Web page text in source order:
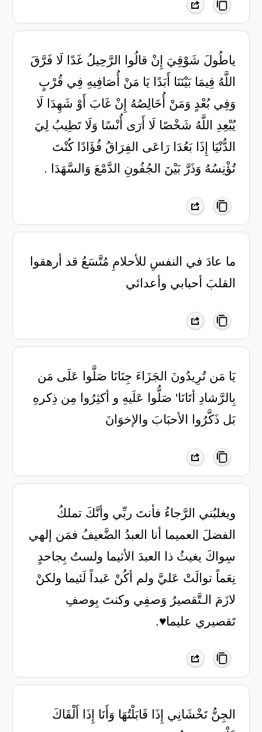
ياطُولَ شَوْقِيَ إِنْ قالُوا الرَّحِيلُ غَدًا لَا فَرَّقَ
اللَّهُ فِيمَا بَيْنَنَا أَبَدًا يَا مَنْ أُصَافِيهِ فِي قُرْبٍ
وَفِي بُعْدٍ وَمَنْ أُخَالِصُهُ إِنْ غَابَ أَوْ شَهِدَا لَا
يُبْعِدِ اللَّهُ شَخْصًا لَا أَرَى أُنْسًا وَلَا تَطِيبُ لِيَ
الدُّنْيَا إِذَا بَعُدَا رَاعَى الفِرَاقُ فُؤَادًا كُنْتَ
تُؤْنِسُهُ وَذَرَّ بَيْنَ الجُفُونِ الدَّمْعَ وَالسَّهَدَا .
‏ما عادَ في النفسِ للأحلامِ مُتَّسَعُ قد أرهقوا
القلبَ أحبابي وأعدائي
يَا مَن تُرِيدُونَ الجَزَاءَ جِنَانَا صَلَّوا عَلَى مَن
بِالرَّشادِ أتَانَا' صَلُّوا عَلَيهِ و أكثِرُوا مِن ذِكرهِ
بَل ذَكَّرُوا الأحبَابَ والإخوَانَ
ويغلبُني الرَّجاءُ فأنتَ ربِّي وأنَّكَ تملكُ
الفضلَ العميما أنا العبدُ الضَّعيفُ فمَن إلهي
سِواكَ يغيثُ ذا العبدَ الأثيما ولستُ بِجاحدٍ
نِعَماً توالَتْ عَليَّ ولم أكُنْ عَبداً لَئيما ولكنْ
لازَمَ الـتَّقصيرُ وَصفِي وكنتَ بِوصفِ
تَقصيري عليما♥️.
‏الجِنُّ تَخْشَانِي إِذَا قَابَلْتُهَا وَأَنَا إِذَا أَلْقَاكَ